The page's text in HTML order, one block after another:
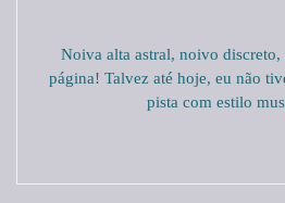
Noiva alta astral, noivo discreto,
página! Talvez até hoje, eu não
pista com estilo